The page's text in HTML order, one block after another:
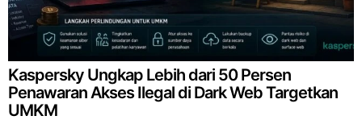
Kaspersky Ungkap Lebih dari 50 Persen
Penawaran Akses Ilegal di Dark Web Targetkan
UMKM